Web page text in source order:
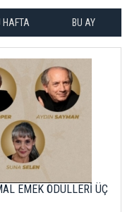
HAFTA BU AY
EMEK ÖDÜLLERİ ÜÇ